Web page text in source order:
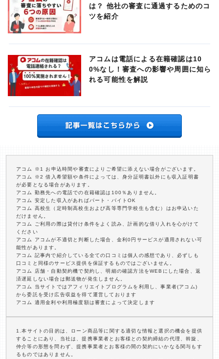
は？ 他社の審査に通過するためのコ
ツを紹介
アコムは電話による在籍確認は10
0%なし！審査への影響や周囲に知ら
れる可能性を解説
アコム ※1 お申込時間や審査によりご希望に添えない場合がございます。
アコム ※2 借入希望額や条件によっては、身分証明書以外にも収入証明書
が必要となる場合があります。
アコム 勤務先への電話での在籍確認は100％ありません。
アコム 安定した収入があればパート・バイトOK
アコム 高校生（定時制高校生および高等専門学校生も含む）はお申込いた
だけません。
アコム ご利用の際は貸付け条件をよく読み、計画的な借り入れを心がけて
ください
アコム アコムが不適切と判断した場合、金利0円サービスが適用されない可
能性があります。
アコム 記事内で紹介している全ての口コミは個人の感想であり、必ずしも
口コミと同様のサービス提供を保証するものではございません。
アコム 店舗・自動契約機で契約し、明細の確認方法をWEBにした場合、返
済遅延しない場合は郵送物が発生しません。
アコム 当サイトではアフィリエイトプログラムを利用し、事業者(アコム)
から委託を受け広告収益を得て運営しております
アコム 適用金利や利用極度額は審査によって決定します
1.本サイトの目的は、ローン商品等に関する適切な情報と選択の機会を提供
することにあり、当社は、提携事業者とお客様との契約締結の代理、斡旋、
仲介等の形態を問わず、提携事業者とお客様の間の契約にいかなる関与もす
るものではありません。